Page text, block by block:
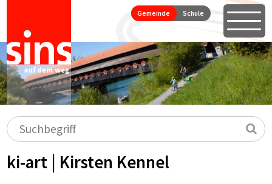
Direkt zum Inhalt springen
Hauptnavigation
Gemeinde Schule
Suchbegriff
ki-art | Kirsten Kennel